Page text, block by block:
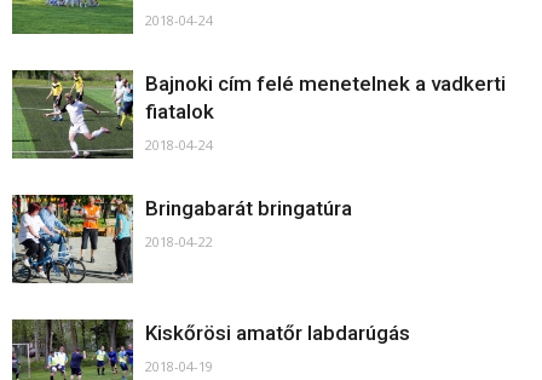
2018-04-24
Bajnoki cím felé menetelnek a vadkerti
fiatalok
2018-04-24
Bringabarát bringatúra
2018-04-22
Kiskőrösi amatőr labdarúgás
2018-04-19